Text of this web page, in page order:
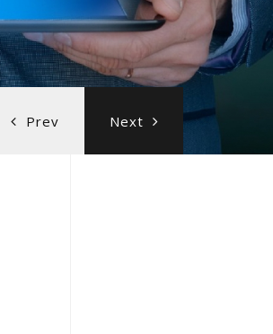
Prev Next